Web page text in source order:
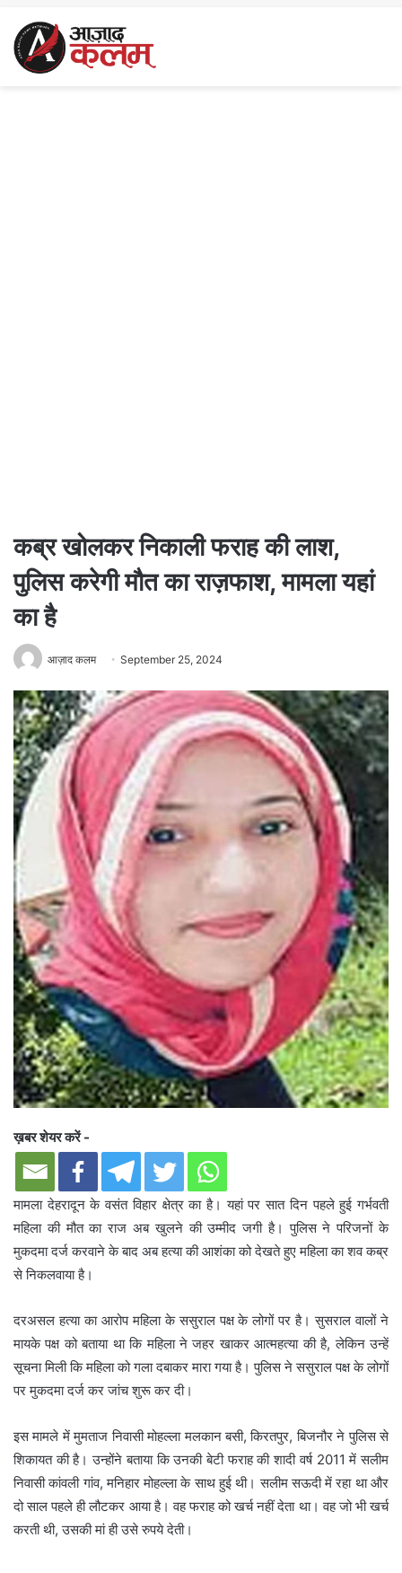
कब्र खोलकर निकाली फराह की लाश,
पुलिस करेगी मौत का राज़फाश, मामला यहां
का है
आज़ाद कलम September 25, 2024
ख़बर शेयर करें -
मामला देहरादून के वसंत विहार क्षेत्र का है। यहां पर सात दिन पहले हुई गर्भवती
महिला की मौत का राज अब खुलने की उम्मीद जगी है। पुलिस ने परिजनों के
मुकदमा दर्ज करवाने के बाद अब हत्या की आशंका को देखते हुए महिला का शव कब्र
से निकलवाया है।
दरअसल हत्या का आरोप महिला के ससुराल पक्ष के लोगों पर है। सुसराल वालों ने
मायके पक्ष को बताया था कि महिला ने जहर खाकर आत्महत्या की है, लेकिन उन्हें
सूचना मिली कि महिला को गला दबाकर मारा गया है। पुलिस ने ससुराल पक्ष के लोगों
पर मुकदमा दर्ज कर जांच शुरू कर दी।
इस मामले में मुमताज निवासी मोहल्ला मलकान बसी, किरतपुर, बिजनौर ने पुलिस से
शिकायत की है। उन्होंने बताया कि उनकी बेटी फराह की शादी वर्ष 2011 में सलीम
निवासी कांवली गांव, मनिहार मोहल्ला के साथ हुई थी। सलीम सऊदी में रहा था और
दो साल पहले ही लौटकर आया है। वह फराह को खर्च नहीं देता था। वह जो भी खर्च
करती थी, उसकी मां ही उसे रुपये देती।